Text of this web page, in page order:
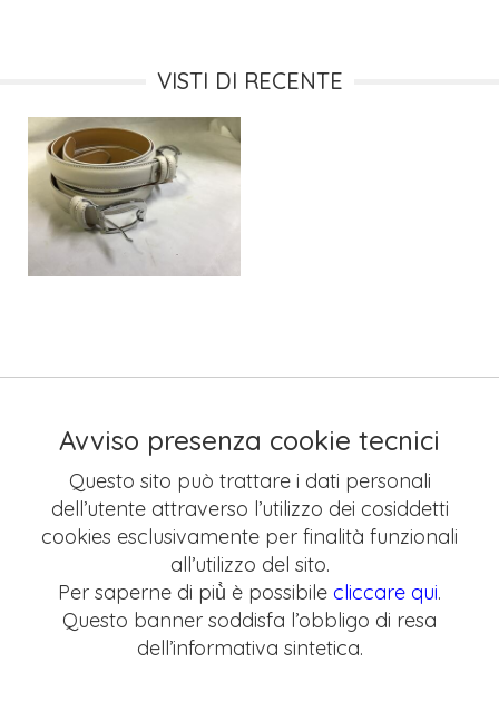
VISTI DI RECENTE
Avviso presenza cookie tecnici
Questo sito può trattare i dati personali
dell’utente attraverso l’utilizzo dei cosiddetti
cookies esclusivamente per finalità funzionali
all’utilizzo del sito.
Per saperne di più̀ è possibile cliccare qui.
Questo banner soddisfa l’obbligo di resa
dell’informativa sintetica.